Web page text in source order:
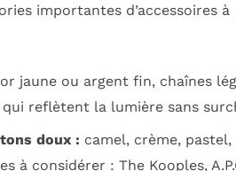
importantes d’accessoires à
or jaune ou argent fin, chaînes
reflètent la lumière sans
doux : camel, crème,
à considérer : The Kooples,